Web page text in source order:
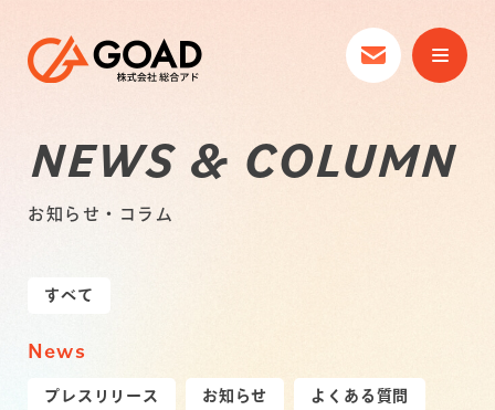
NEWS & COLUMN
お知らせ・コラム
すべて
News
プレスリリース お知らせ よくある質問